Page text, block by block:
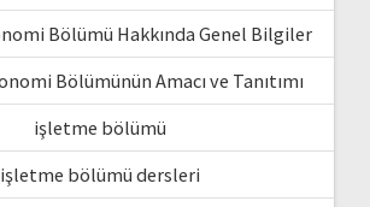
Bölümü Hakkında Genel Bilgiler
Bölümünün Amacı ve Tanıtımı
işletme bölümü
işletme bölümü dersleri